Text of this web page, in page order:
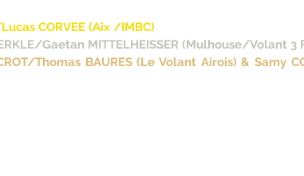
CORVEE (Aix /IMBC)
Gaetan MITTELHEISSER (Mulhouse/Volant 3
Thomas BAURES (Le Volant Airois) & Samy